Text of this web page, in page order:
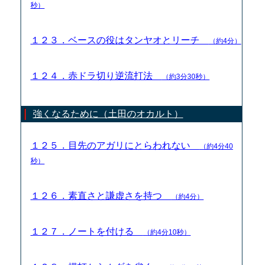
秒）
１２３．ベースの役はタンヤオとリーチ （約4分）
１２４．赤ドラ切り逆流打法 （約3分30秒）
強くなるために（土田のオカルト）
１２５．目先のアガリにとらわれない
（約4分40
秒）
１２６．素直さと謙虚さを持つ （約4分）
１２７．ノートを付ける （約4分10秒）